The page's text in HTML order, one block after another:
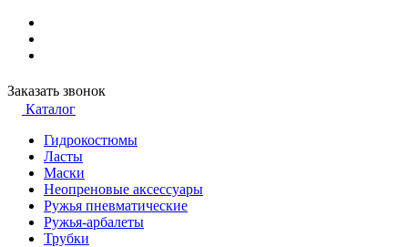
Заказать звонок
Каталог
Гидрокостюмы
Ласты
Маски
Неопреновые аксессуары
Ружья пневматические
Ружья-арбалеты
Трубки